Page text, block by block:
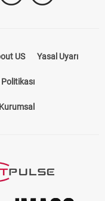
US Yasal Uyarı